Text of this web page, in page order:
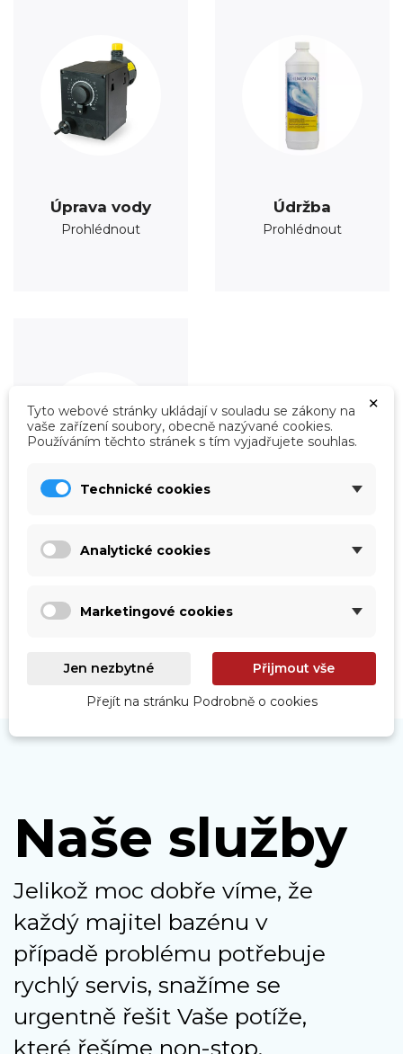
Úprava vody
Prohlédnout
Údržba
Prohlédnout
Roboty
Naše služby
Jelikož moc dobře víme, že
každý majitel bazénu v
případě problému potřebuje
rychlý servis, snažíme se
urgentně řešit Vaše potíže,
které řešíme non-stop.
×
Tyto webové stránky ukládají v souladu se zákony na
vaše zařízení soubory, obecně nazývané cookies.
Používáním těchto stránek s tím vyjadřujete souhlas.
Technické cookies
Analytické cookies
Marketingové cookies
Jen nezbytné Přijmout vše
Přejít na stránku Podrobně o cookies